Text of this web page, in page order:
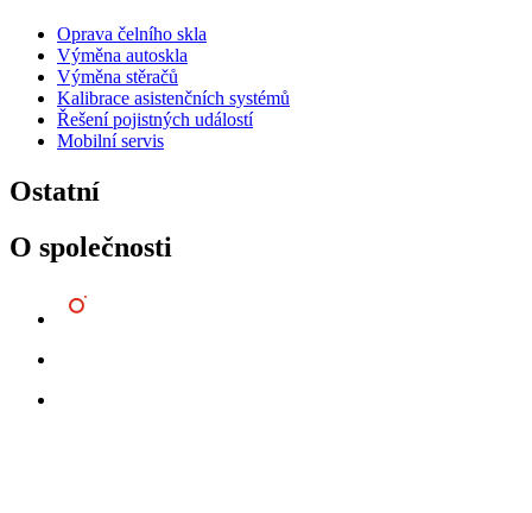
Oprava čelního skla
Výměna autoskla
Výměna stěračů
Kalibrace asistenčních systémů
Řešení pojistných událostí
Mobilní servis
Ostatní
O společnosti